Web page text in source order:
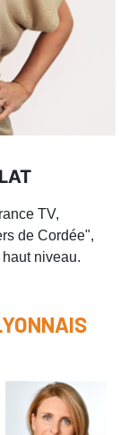
TV,
de Cordée",
niveau.